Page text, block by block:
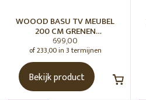
WOOOD BASU TV MEUBEL
200 CM GRENEN
BORDEAUXROOD [fsc]
699,00
of 233,00 in 3 termijnen
Bekijk product